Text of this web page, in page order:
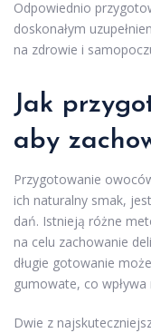
Odpowiednio
doskonałym
na zdrowie i
Jak
aby
Przygotowanie
ich naturalny smak,
dań. Istnieją różne
na celu zachowanie
długie gotowanie
gumowate, co
Dwie z